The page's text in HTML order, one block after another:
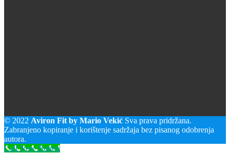
© 2022 Aviron Fit by Mario Vekić Sva prava pridržana.
Zabranjeno kopiranje i korištenje sadržaja bez pisanog odobrenja
autora.
Call Now Button